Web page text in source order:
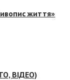
життя»
ВІДЕО)